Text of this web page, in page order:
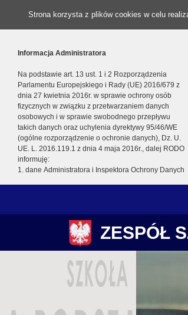
Strona korzysta z plików cookies w celu
Informacja Administratora
Na podstawie art. 13 ust. 1 i 2 Rozporządzenia
Parlamentu Europejskiego i Rady (UE) 2016/679 z
dnia 27 kwietnia 2016r. w sprawie ochrony osób
fizycznych w związku z przetwarzaniem danych
osobowych i w sprawie swobodnego przepływu
takich danych oraz uchylenia dyrektywy 95/46/WE
(ogólne rozporządzenie o ochronie danych), Dz. U.
UE. L. 2016.119.1 z dnia 4 maja 2016r., dalej RODO
informuję:
1. dane Administratora i Inspektora Ochrony Danych
ZESPÓŁ